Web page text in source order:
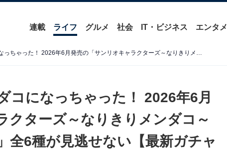
連載 ライフ グルメ 社会 IT・ビジネス エンタメ
サンリオキャラがメンダコになっちゃった！ 2026年6月発売の「サンリオキャラクターズ～なりきりメンダコ～ めじるしアクセサリー」全6種が見逃せない【最新ガチャ情報】
コになっちゃった！ 2026年6月
クターズ～なりきりメンダコ～
全6種が見逃せない【最新ガチャ